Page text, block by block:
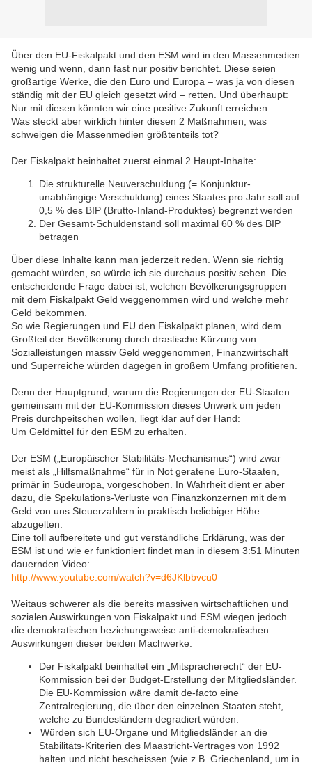
Über den EU-Fiskalpakt und den ESM wird in den Massenmedien
wenig und wenn, dann fast nur positiv berichtet. Diese seien
großartige Werke, die den Euro und Europa – was ja von diesen
ständig mit der EU gleich gesetzt wird – retten. Und überhaupt:
Nur mit diesen könnten wir eine positive Zukunft erreichen.
Was steckt aber wirklich hinter diesen 2 Maßnahmen, was
schweigen die Massenmedien größtenteils tot?
Der Fiskalpakt beinhaltet zuerst einmal 2 Haupt-Inhalte:
Die strukturelle Neuverschuldung (= Konjunktur-
unabhängige Verschuldung) eines Staates pro Jahr soll auf
0,5 % des BIP (Brutto-Inland-Produktes) begrenzt werden
Der Gesamt-Schuldenstand soll maximal 60 % des BIP
betragen
Über diese Inhalte kann man jederzeit reden. Wenn sie richtig
gemacht würden, so würde ich sie durchaus positiv sehen. Die
entscheidende Frage dabei ist, welchen Bevölkerungsgruppen
mit dem Fiskalpakt Geld weggenommen wird und welche mehr
Geld bekommen.
So wie Regierungen und EU den Fiskalpakt planen, wird dem
Großteil der Bevölkerung durch drastische Kürzung von
Sozialleistungen massiv Geld weggenommen, Finanzwirtschaft
und Superreiche würden dagegen in großem Umfang profitieren.
Denn der Hauptgrund, warum die Regierungen der EU-Staaten
gemeinsam mit der EU-Kommission dieses Unwerk um jeden
Preis durchpeitschen wollen, liegt klar auf der Hand:
Um Geldmittel für den ESM zu erhalten.
Der ESM („Europäischer Stabilitäts-Mechanismus“) wird zwar
meist als „Hilfsmaßnahme“ für in Not geratene Euro-Staaten,
primär in Südeuropa, vorgeschoben. In Wahrheit dient er aber
dazu, die Spekulations-Verluste von Finanzkonzernen mit dem
Geld von uns Steuerzahlern in praktisch beliebiger Höhe
abzugelten.
Eine toll aufbereitete und gut verständliche Erklärung, was der
ESM ist und wie er funktioniert findet man in diesem 3:51 Minuten
dauernden Video:
http://www.youtube.com/watch?v=d6JKlbbvcu0
Weitaus schwerer als die bereits massiven wirtschaftlichen und
sozialen Auswirkungen von Fiskalpakt und ESM wiegen jedoch
die demokratischen beziehungsweise anti-demokratischen
Auswirkungen dieser beiden Machwerke:
Der Fiskalpakt beinhaltet ein „Mitspracherecht“ der EU-
Kommission bei der Budget-Erstellung der Mitgliedsländer.
Die EU-Kommission wäre damit de-facto eine
Zentralregierung, die über den einzelnen Staaten steht,
welche zu Bundesländern degradiert würden.
Würden sich EU-Organe und Mitgliedsländer an die
Stabilitäts-Kriterien des Maastricht-Vertrages von 1992
halten und nicht bescheissen (wie z.B. Griechenland, um in